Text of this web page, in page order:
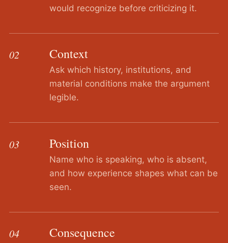
would recognize before criticizing it.
02 Context
Ask which history, institutions, and
material conditions make the argument
legible.
03 Position
Name who is speaking, who is absent,
and how experience shapes what can be
seen.
04 Consequence